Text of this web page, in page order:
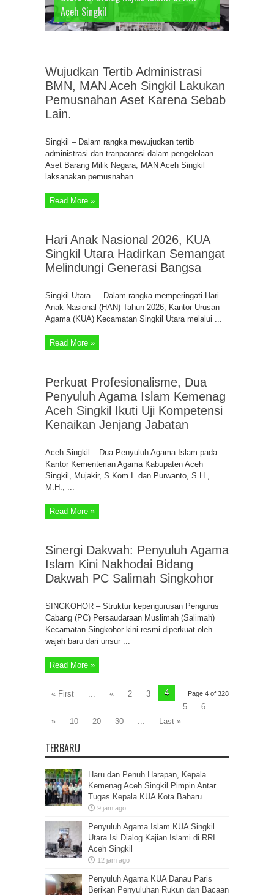
Aceh Singkil
Wujudkan Tertib Administrasi
BMN, MAN Aceh Singkil Lakukan
Pemusnahan Aset Karena Sebab
Lain.
Singkil – Dalam rangka mewujudkan tertib
administrasi dan tranparansi dalam pengelolaan
Aset Barang Milik Negara, MAN Aceh Singkil
laksanakan pemusnahan ...
Read More »
Hari Anak Nasional 2026, KUA
Singkil Utara Hadirkan Semangat
Melindungi Generasi Bangsa
Singkil Utara — Dalam rangka memperingati Hari
Anak Nasional (HAN) Tahun 2026, Kantor Urusan
Agama (KUA) Kecamatan Singkil Utara melalui ...
Read More »
Perkuat Profesionalisme, Dua
Penyuluh Agama Islam Kemenag
Aceh Singkil Ikuti Uji Kompetensi
Kenaikan Jenjang Jabatan
Aceh Singkil – Dua Penyuluh Agama Islam pada
Kantor Kementerian Agama Kabupaten Aceh
Singkil, Mujakir, S.Kom.I. dan Purwanto, S.H.,
M.H., ...
Read More »
Sinergi Dakwah: Penyuluh Agama
Islam Kini Nakhodai Bidang
Dakwah PC Salimah Singkohor
SINGKOHOR – Struktur kepengurusan Pengurus
Cabang (PC) Persaudaraan Muslimah (Salimah)
Kecamatan Singkohor kini resmi diperkuat oleh
wajah baru dari unsur ...
Read More »
Page 4 of 328
« First « 2 3
4
5
6
»
10 20 30 Last »
TERBARU
Haru dan Penuh Harapan, Kepala
Kemenag Aceh Singkil Pimpin Antar
Tugas Kepala KUA Kota Baharu
9 jam ago
Penyuluh Agama Islam KUA Singkil
Utara Isi Dialog Kajian Islami di RRI
Aceh Singkil
12 jam ago
Penyuluh Agama KUA Danau Paris
Berikan Penyuluhan Rukun dan Bacaan